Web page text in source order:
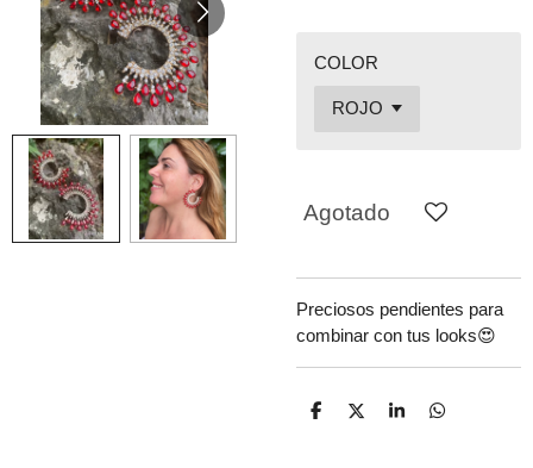
COLOR
Agotado
Preciosos pendientes para
combinar con tus looks😍
C
C
C
C